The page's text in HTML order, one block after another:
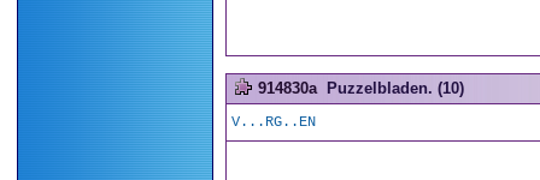
914830a Puzzelbladen. (10)
V...RG..EN